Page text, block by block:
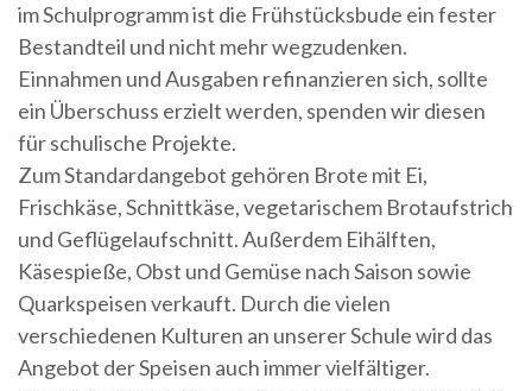
im Schulprogramm ist die Frühstücksbude ein fester
Bestandteil und nicht mehr wegzudenken.
Einnahmen und Ausgaben refinanzieren sich, sollte
ein Überschuss erzielt werden, spenden wir diesen
für schulische Projekte.
Zum Standardangebot gehören Brote mit Ei,
Frischkäse, Schnittkäse, vegetarischem Brotaufstrich
und Geflügelaufschnitt. Außerdem Eihälften,
Käsespieße, Obst und Gemüse nach Saison sowie
Quarkspeisen verkauft. Durch die vielen
verschiedenen Kulturen an unserer Schule wird das
Angebot der Speisen auch immer vielfältiger.